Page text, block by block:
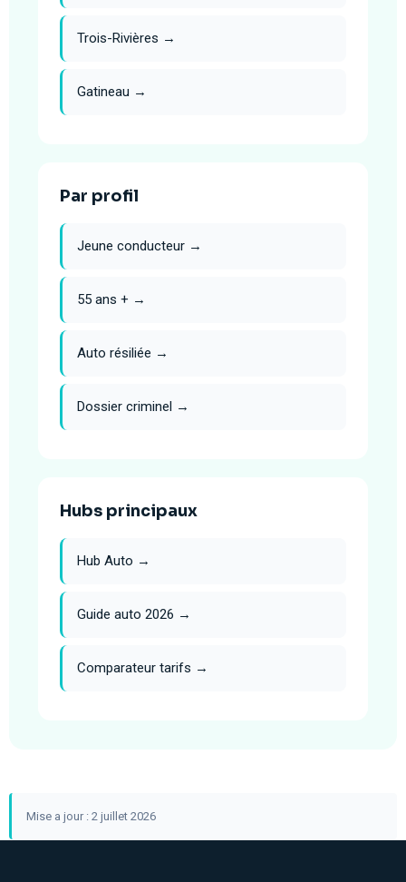
Trois-Rivières →
Gatineau →
Par profil
Jeune conducteur →
55 ans + →
Auto résiliée →
Dossier criminel →
Hubs principaux
Hub Auto →
Guide auto 2026 →
Comparateur tarifs →
Mise a jour : 2 juillet 2026